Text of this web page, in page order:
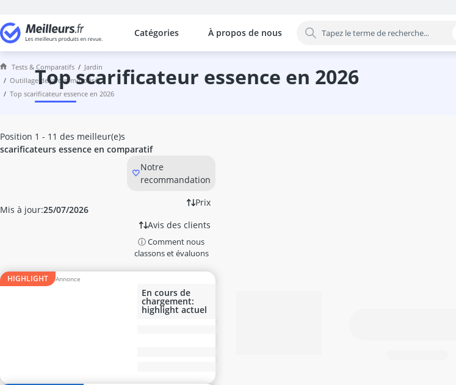
Catégories
Les comparaisons les plus populaires par catégorie
Jardin
abri de jardin
abri de jardin métal
aérosol insecticide
Affûteuse chaîne tronçonneuse
Affûteuse foret
Aiguiseur à lame
allume-feu pour cheminée
Anti nuisible ultrason
anti-campagnol
anti-mites
Anti-mousse
anti-taupes solaire
arroseur escamotable
Aspirateur de feuilles
À propos de nous
Tests & Comparatifs
jardin
outillage de jardin motorisé
top scarificateur essence en 2026
top scarificateur essence en 2026
Mis à jour:25/07/2026
Position 1 - 11 des meilleur(e)s
scarificateurs essence en comparatif
Notre
recommandation
Prix
Avis des clients
ⓘ Comment nous
classons et évaluons
HIGHLIGHT
En cours de
chargement:
highlight actuel